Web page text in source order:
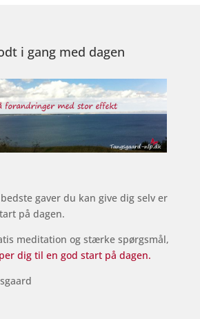
i gang med dagen
gaver du kan give dig selv er
på dagen.
meditation og stærke spørgsmål,
dig til en god start på dagen.